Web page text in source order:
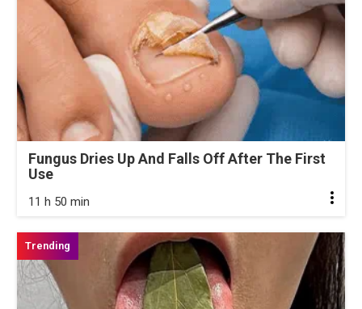
Fungus Dries Up And Falls Off After The First
Use
11 h 50 min